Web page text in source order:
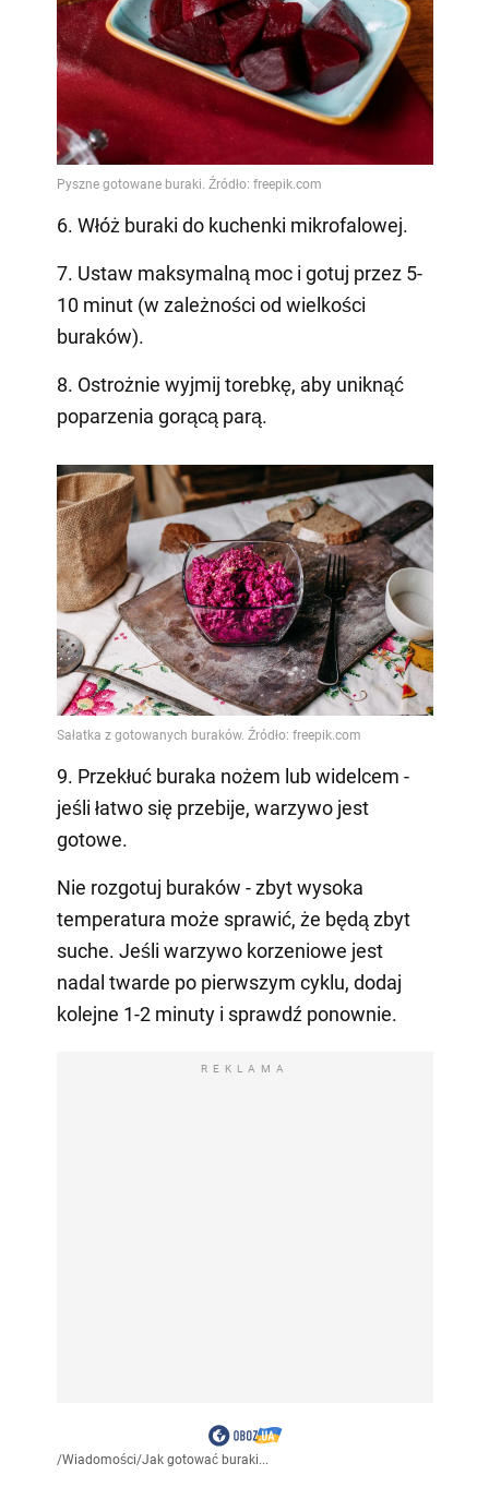
6. Włóż buraki do kuchenki mikrofalowej.
7. Ustaw maksymalną moc i gotuj przez 5-
10 minut (w zależności od wielkości
buraków).
8. Ostrożnie wyjmij torebkę, aby uniknąć
poparzenia gorącą parą.
9. Przekłuć buraka nożem lub widelcem -
jeśli łatwo się przebije, warzywo jest
gotowe.
Nie rozgotuj buraków - zbyt wysoka
temperatura może sprawić, że będą zbyt
suche. Jeśli warzywo korzeniowe jest
nadal twarde po pierwszym cyklu, dodaj
kolejne 1-2 minuty i sprawdź ponownie.
REKLAMA
/Wiadomości/Jak gotować buraki...